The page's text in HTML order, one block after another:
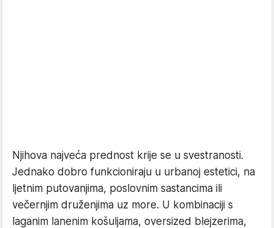
Njihova najveća prednost krije se u svestranosti.
Jednako dobro funkcioniraju u urbanoj estetici, na
ljetnim putovanjima, poslovnim sastancima ili
večernjim druženjima uz more. U kombinaciji s
laganim lanenim košuljama, oversized blejzerima,